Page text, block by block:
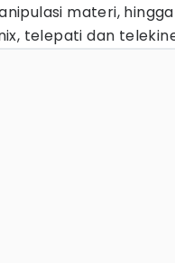
materi,
telepati dan